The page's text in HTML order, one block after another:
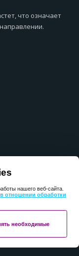
нашего веб-сайта.
отношении обработки
необходимые
что означает